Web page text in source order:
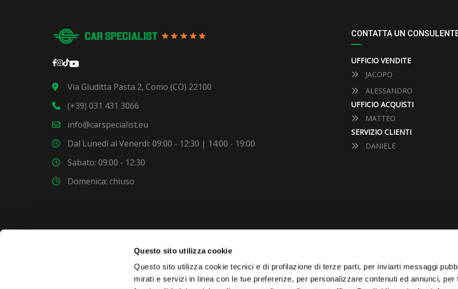
Questo sito utilizza cookie
Questo sito utilizza cookie tecnici e di profilazione di terze parti, per inviarti messaggi
mirati e servizi in linea con le tue preferenze, per personalizzare contenuti ed annunci, per
Via Giuditta Pasta 2, Como (CO) 22100
(+39) 031 431 3066
info@carspecialist.eu
Dal Lunedì al Venerdì: 09:00 - 12:30 | 14:00 - 19:00
Sabato: 09:00 - 12:30
Domenica: chiuso
CONTATTA UN
UFFICIO VENDITE
JACOPO
ALESSANDRO
UFFICIO ACQUISTI
MATTEO
SERVIZIO CLIENTI
DANIELE
Vai Al Garage